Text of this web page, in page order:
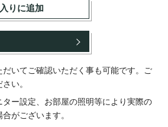
りに追加
だいてご確認いただく事も可能です。ご
い。
ター設定、お部屋の照明等により実際の
がございます。